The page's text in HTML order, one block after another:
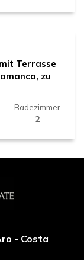
Terrasse
zu
Badezimmer
2
- Costa